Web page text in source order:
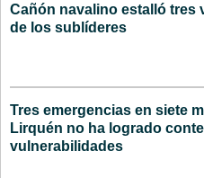
Cañón navalino estalló tres
de los sublíderes
Tres emergencias en siete
Lirquén no ha logrado
vulnerabilidades